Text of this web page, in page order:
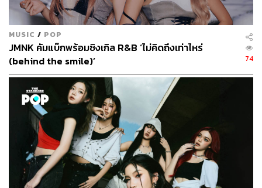
MUSIC / POP
JMNK คัมแบ็กพร้อมซิงเกิล R&B ‘ไม่คิดถึงเท่าไหร่
(behind the smile)’
74